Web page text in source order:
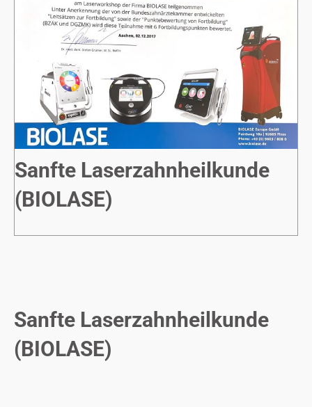
Sanfte Laserzahnheilkunde
(BIOLASE)
Sanfte Laserzahnheilkunde
(BIOLASE)